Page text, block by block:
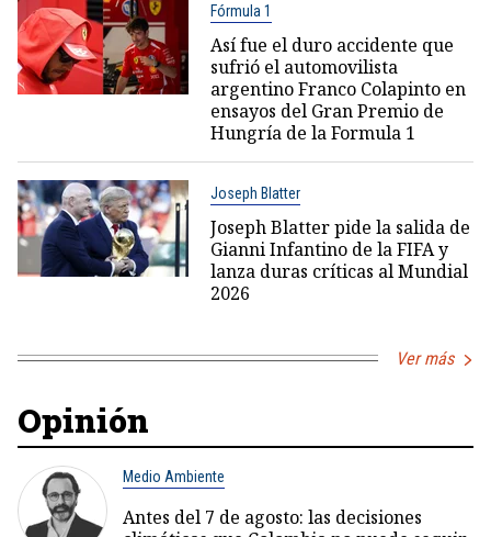
Fórmula 1
Así fue el duro accidente que
sufrió el automovilista
argentino Franco Colapinto en
ensayos del Gran Premio de
Hungría de la Formula 1
Joseph Blatter
Joseph Blatter pide la salida de
Gianni Infantino de la FIFA y
lanza duras críticas al Mundial
2026
Ver más
Opinión
Medio Ambiente
Antes del 7 de agosto: las decisiones